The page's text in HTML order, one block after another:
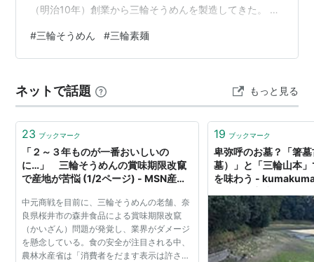
（明治10年）創業から三輪そうめんを製造してきた。 三
うのが基本であり、一番おいしさを感じられる食べ方。
だが、それだけではどうしても飽きがきてしまう。そこ
楽しめるアレンジレシピを紹介する。 オランダそうめん
オランダそうめんの材料 オランダそうめんのレシピ 三輪
そうめんチャンプルー 三輪そ…
#三輪そうめん #三輪素麺
ネットで話題 もっと見る
23 ブックマーク
「２～３年ものが一番おいしいの
に…」 三輪そうめんの賞味期限改竄
で産地が苦悩 (1/2ページ) - MSN産経
中元商戦を目前に、三輪そうめんの老舗、奈
良県桜井市の森井食品による賞味期限改竄
（かいざん）問題が発覚し、業界がダメージ
を懸念している。食の安全が注目される中、
農林水産省は「消費者をだます表示は許され
19 ブックマーク
卑弥呼のお墓？「箸
墓）」と「三輪山本
を味わう -